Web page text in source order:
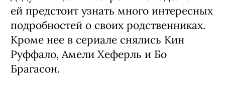
ей предстоит узнать много интересных
подробностей о своих родственниках.
Кроме нее в сериале снялись Кин
Руффало, Амели Хеферль и Бо
Брагасон.